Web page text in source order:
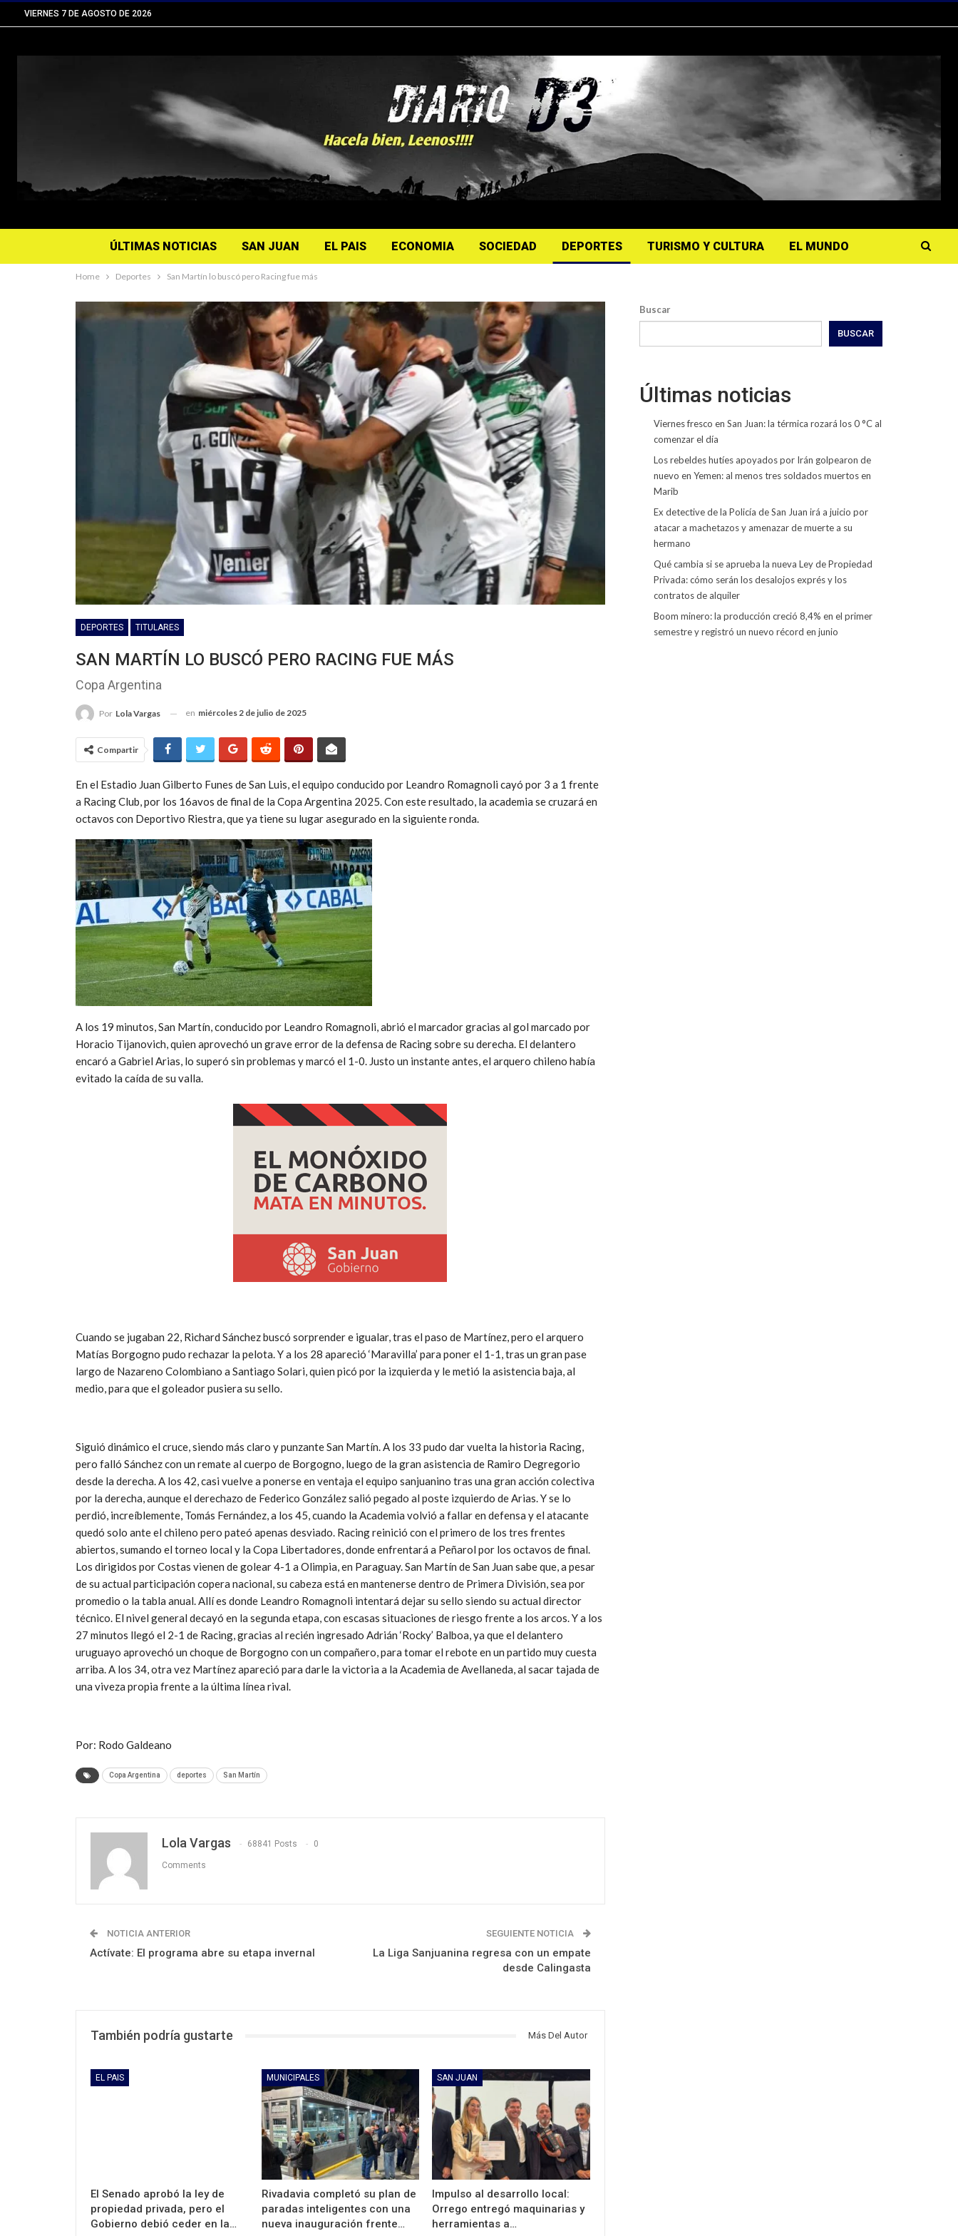
VIERNES 7 DE AGOSTO DE 2026
ÚLTIMAS NOTICIAS SAN JUAN EL PAIS ECONOMIA SOCIEDAD DEPORTES TURISMO Y CULTURA EL MUNDO
Home Deportes San Martín lo buscó pero Racing fue más
DEPORTES TITULARES
SAN MARTÍN LO BUSCÓ PERO RACING FUE MÁS
Copa Argentina
Por Lola Vargas en miércoles 2 de julio de 2025
Compartir
En el Estadio Juan Gilberto Funes de San Luis, el equipo conducido por Leandro Romagnoli cayó por 3 a 1 frente
a Racing Club, por los 16avos de final de la Copa Argentina 2025. Con este resultado, la academia se cruzará en
octavos con Deportivo Riestra, que ya tiene su lugar asegurado en la siguiente ronda.
A los 19 minutos, San Martín, conducido por Leandro Romagnoli, abrió el marcador gracias al gol marcado por
Horacio Tijanovich, quien aprovechó un grave error de la defensa de Racing sobre su derecha. El delantero
encaró a Gabriel Arias, lo superó sin problemas y marcó el 1-0. Justo un instante antes, el arquero chileno había
evitado la caída de su valla.
Cuando se jugaban 22, Richard Sánchez buscó sorprender e igualar, tras el paso de Martínez, pero el arquero
Matías Borgogno pudo rechazar la pelota. Y a los 28 apareció ‘Maravilla’ para poner el 1-1, tras un gran pase
largo de Nazareno Colombiano a Santiago Solari, quien picó por la izquierda y le metió la asistencia baja, al
medio, para que el goleador pusiera su sello.
Siguió dinámico el cruce, siendo más claro y punzante San Martín. A los 33 pudo dar vuelta la historia Racing,
pero falló Sánchez con un remate al cuerpo de Borgogno, luego de la gran asistencia de Ramiro Degregorio
desde la derecha. A los 42, casi vuelve a ponerse en ventaja el equipo sanjuanino tras una gran acción colectiva
por la derecha, aunque el derechazo de Federico González salió pegado al poste izquierdo de Arias. Y se lo
perdió, increíblemente, Tomás Fernández, a los 45, cuando la Academia volvió a fallar en defensa y el atacante
quedó solo ante el chileno pero pateó apenas desviado. Racing reinició con el primero de los tres frentes
abiertos, sumando el torneo local y la Copa Libertadores, donde enfrentará a Peñarol por los octavos de final.
Los dirigidos por Costas vienen de golear 4-1 a Olimpia, en Paraguay. San Martín de San Juan sabe que, a pesar
de su actual participación copera nacional, su cabeza está en mantenerse dentro de Primera División, sea por
promedio o la tabla anual. Allí es donde Leandro Romagnoli intentará dejar su sello siendo su actual director
técnico. El nivel general decayó en la segunda etapa, con escasas situaciones de riesgo frente a los arcos. Y a los
27 minutos llegó el 2-1 de Racing, gracias al recién ingresado Adrián ‘Rocky’ Balboa, ya que el delantero
uruguayo aprovechó un choque de Borgogno con un compañero, para tomar el rebote en un partido muy cuesta
arriba. A los 34, otra vez Martínez apareció para darle la victoria a la Academia de Avellaneda, al sacar tajada de
una viveza propia frente a la última línea rival.
Por: Rodo Galdeano
Copa Argentina deportes San Martín
Lola Vargas 68841 Posts 0
Comments
NOTICIA ANTERIOR
Actívate: El programa abre su etapa invernal
SEGUIENTE NOTICIA
La Liga Sanjuanina regresa con un empate
desde Calingasta
También podría gustarte Más Del Autor
EL PAIS
El Senado aprobó la ley de
propiedad privada, pero el
Gobierno debió ceder en la…
MUNICIPALES
Rivadavia completó su plan de
paradas inteligentes con una
nueva inauguración frente…
SAN JUAN
Impulso al desarrollo local:
Orrego entregó maquinarias y
herramientas a…
Buscar
BUSCAR
Últimas noticias
Viernes fresco en San Juan: la térmica rozará los 0 °C al
comenzar el día
Los rebeldes hutíes apoyados por Irán golpearon de
nuevo en Yemen: al menos tres soldados muertos en
Marib
Ex detective de la Policía de San Juan irá a juicio por
atacar a machetazos y amenazar de muerte a su
hermano
Qué cambia si se aprueba la nueva Ley de Propiedad
Privada: cómo serán los desalojos exprés y los
contratos de alquiler
Boom minero: la producción creció 8,4% en el primer
semestre y registró un nuevo récord en junio